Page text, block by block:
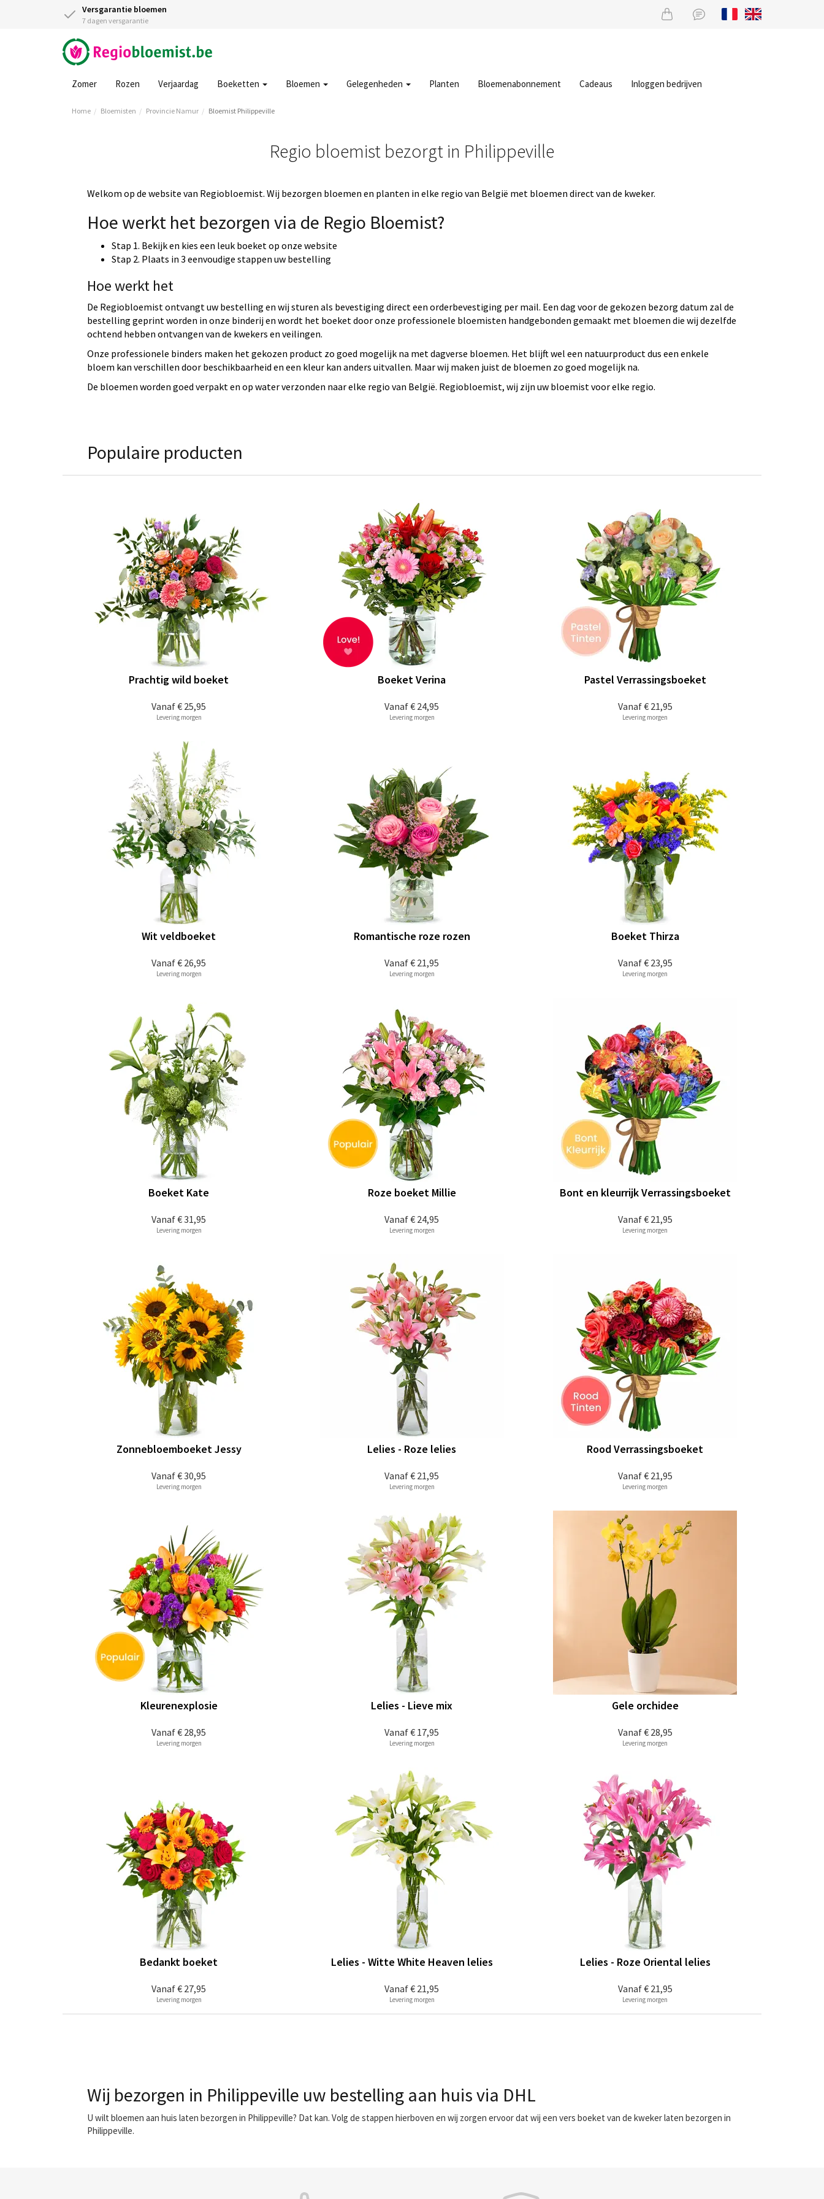
Versgarantie bloemen
7 dagen versgarantie
Zomer Rozen Verjaardag Boeketten Bloemen Gelegenheden Planten Bloemenabonnement Cadeaus Inloggen bedrijven
Home Bloemisten Provincie Namur Bloemist Philippeville
Regio bloemist bezorgt in Philippeville
Welkom op de website van Regiobloemist. Wij bezorgen bloemen en planten in elke regio van België met bloemen direct van de kweker.
Hoe werkt het bezorgen via de Regio Bloemist?
Stap 1. Bekijk en kies een leuk boeket op onze website
Stap 2. Plaats in 3 eenvoudige stappen uw bestelling
Hoe werkt het
De Regiobloemist ontvangt uw bestelling en wij sturen als bevestiging direct een orderbevestiging per mail. Een dag voor de gekozen bezorg datum zal de
bestelling geprint worden in onze binderij en wordt het boeket door onze professionele bloemisten handgebonden gemaakt met bloemen die wij dezelfde
ochtend hebben ontvangen van de kwekers en veilingen.
Onze professionele binders maken het gekozen product zo goed mogelijk na met dagverse bloemen. Het blijft wel een natuurproduct dus een enkele
bloem kan verschillen door beschikbaarheid en een kleur kan anders uitvallen. Maar wij maken juist de bloemen zo goed mogelijk na.
De bloemen worden goed verpakt en op water verzonden naar elke regio van België. Regiobloemist, wij zijn uw bloemist voor elke regio.
Populaire producten
Vanaf€ 25,95
Prachtig wild boeket
Levering morgen
Vanaf€ 24,95
Boeket Verina
Levering morgen
Vanaf€ 21,95
Pastel Verrassingsboeket
Levering morgen
Vanaf€ 26,95
Wit veldboeket
Levering morgen
Vanaf€ 21,95
Romantische roze rozen
Levering morgen
Vanaf€ 23,95
Boeket Thirza
Levering morgen
Vanaf€ 31,95
Boeket Kate
Levering morgen
Vanaf€ 24,95
Roze boeket Millie
Levering morgen
Vanaf€ 21,95
Bont en kleurrijk Verrassingsboeket
Levering morgen
Vanaf€ 30,95
Zonnebloemboeket Jessy
Levering morgen
Vanaf€ 21,95
Lelies - Roze lelies
Levering morgen
Vanaf€ 21,95
Rood Verrassingsboeket
Levering morgen
Vanaf€ 28,95
Kleurenexplosie
Levering morgen
Vanaf€ 17,95
Lelies - Lieve mix
Levering morgen
Vanaf€ 28,95
Gele orchidee
Levering morgen
Vanaf€ 27,95
Bedankt boeket
Levering morgen
Vanaf€ 21,95
Lelies - Witte White Heaven lelies
Levering morgen
Vanaf€ 21,95
Lelies - Roze Oriental lelies
Levering morgen
Wij bezorgen in Philippeville uw bestelling aan huis via DHL
U wilt bloemen aan huis laten bezorgen in Philippeville? Dat kan. Volg de stappen hierboven en wij zorgen ervoor dat wij een vers boeket van de kweker laten bezorgen in
Philippeville.